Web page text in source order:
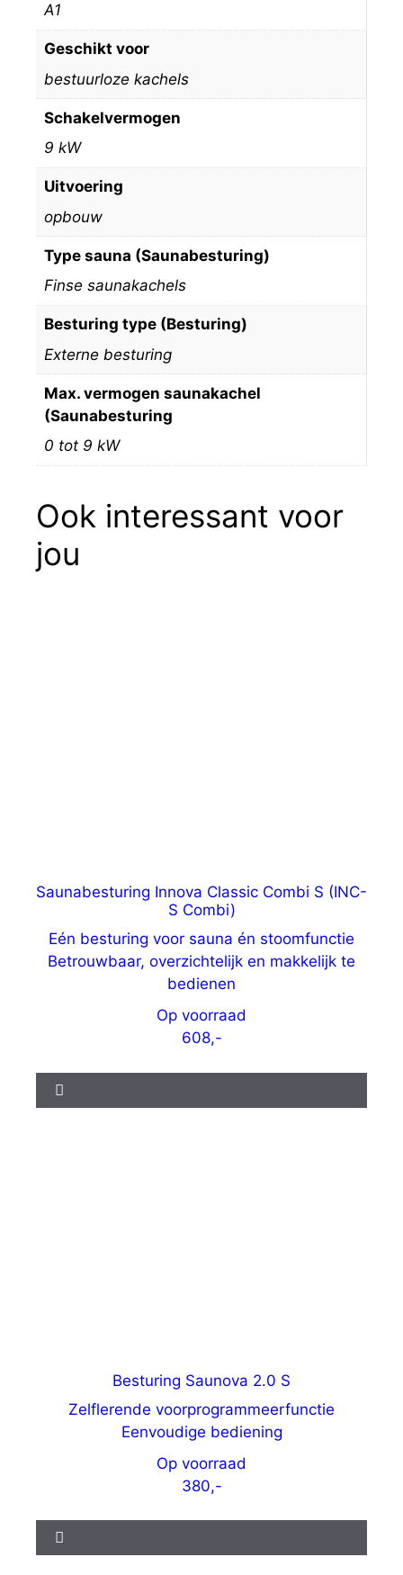
A1
Geschikt voor
bestuurloze kachels
Schakelvermogen
9 kW
Uitvoering
opbouw
Type sauna (Saunabesturing)
Finse saunakachels
Besturing type (Besturing)
Externe besturing
Max. vermogen saunakachel
(Saunabesturing
0 tot 9 kW
Ook interessant voor
jou
Saunabesturing Innova Classic Combi S (INC-
S Combi)
Eén besturing voor sauna én stoomfunctie
Betrouwbaar, overzichtelijk en makkelijk te
bedienen
Op voorraad
608,-
Besturing Saunova 2.0 S
Zelflerende voorprogrammeerfunctie
Eenvoudige bediening
Op voorraad
380,-